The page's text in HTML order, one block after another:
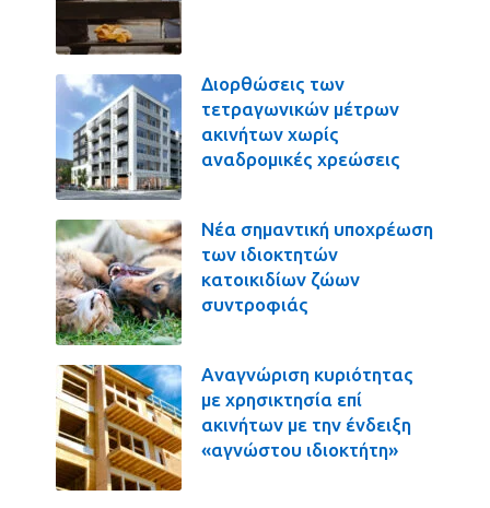
Διορθώσεις των
τετραγωνικών μέτρων
ακινήτων χωρίς
αναδρομικές χρεώσεις
Νέα σημαντική υποχρέωση
των ιδιοκτητών
κατοικιδίων ζώων
συντροφιάς
Αναγνώριση κυριότητας
με χρησικτησία επί
ακινήτων με την ένδειξη
«αγνώστου ιδιοκτήτη»